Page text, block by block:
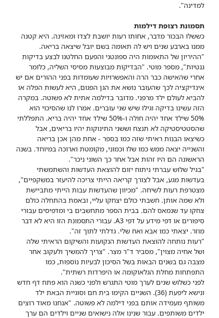
למדינה".
תסמונת רצופת דילמות
כששלו הבכור מדבר, אחותו רעות יושבת לצדו ומאזינה. היא קטנה
ממנו בארבע שנים ויש לה תאומה בשם יובל שיצאה בריאה.
"ההיריון של התאומות היה ספונטני והפעם החלטנו לבצע בדיקות
גנטיות", מספר מוטי. "הבדיקות מבוצעות מסיסי השליה, כלומר
אחרי שהאישה כבר הרה והאפשרויות שעומדות בפני ההורים אם יש
אינדיקציה לכך שהעובר נושא את הגן הפגום, היא לעשות הפלה או
להביא לעולם ילד מרפני. מדובר בדילמה אתית לא פשוטה. במקרה
הזה עשינו בדיקה וגילו שיש שני עוברים. אמרו לנו שהסיכוי הוא
50% שילד אחד יהיה חולה ו-50% שילד אחד יהיה בריא. התפללתי
שהסטטיסטיקה לא תנצח וששני התינוקות יהיו בריאים, אבל
כשיצאו הבנות ראיתי שזה כמו בספר - אחת מהן אכן בריאה
והשנייה יצאה ממש כמו שלו וכמוני, מקומטת וארוכה במיוחד. בשנה
הראשונה הם היו זהות אבל אחר כך השוני ניכר".
"בגיל שלוש עברתי ניתוח יזום להוצאת העדשות והשתמשתי
בעדשות מגע, אבל לצורך קריאה הייתי צריכה להיעזר במשקפיים",
מצטרפת רעות לשיחה. "מכיוון שהעדשות עבות הייתי מתביישת
ולא שמה אותן. חשבתי כולם יצחקו עליי, ובאמת בהתחלה כולם
צחקו עד שנמאס להם. בבית הספר מתחשבים בי ומדפיסים עבורי
סיפורים או דפי מידע על דפי A3. עבורי התסמונת הזו היא לא דבר
מוזר. יצאתי כמו אבא ואח שלי. גדלתי לתוך זה".
"רעות נותחה להוצאת העדשות הנקועות והשיקום הראיתי שלה
ושל אחיה מצוין", מסביר ד"ר מצר. "צריך להמשיך ולעקוב אחר
מצבה גם בשנים הבאות בשל הסיכון לבעיות נוספות, כמו
התפתחות מחלת הגלאוקומה או היפרדות רשתית".
לפני כשלוש שנים לערך מוטי התגרש ולפני כשנה הוא פתח דף חדש
ונישא ליפעת (36). השניים הקימו בית חם וסוגיית הבאת ילד
משותף מעמידה אותם בפני דילמה לא פשוטה. "אנחנו מאוד רוצים
ילדים משותפים. עבור שנינו אלה נישואים שניים וילדים הם ערך